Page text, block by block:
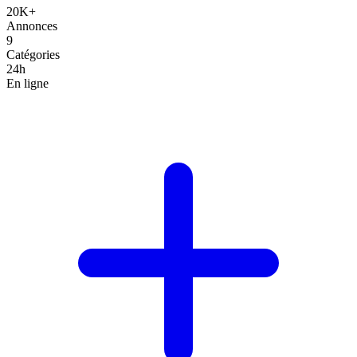
20K+
Annonces
9
Catégories
24h
En ligne